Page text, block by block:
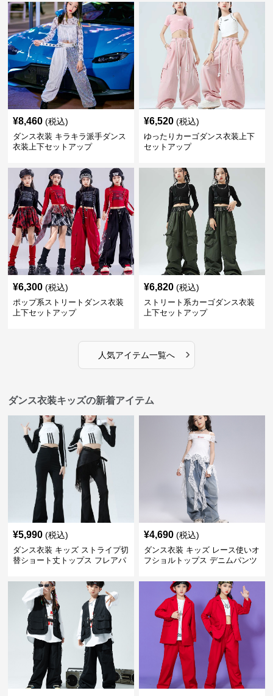
¥8,460 (税込)
ダンス衣装 キラキラ派手ダンス
衣装上下セットアップ
¥6,520 (税込)
ゆったりカーゴダンス衣装上下
セットアップ
¥6,300 (税込)
ポップ系ストリートダンス衣装
上下セットアップ
¥6,820 (税込)
ストリート系カーゴダンス衣装
上下セットアップ
人気アイテム一覧へ ›
ダンス衣装キッズの新着アイテム
¥5,990 (税込)
ダンス衣装 キッズ ストライプ切
替ショート丈トップス フレアパ
¥4,690 (税込)
ダンス衣装 キッズ レース使いオ
フショルトップス デニムパンツ